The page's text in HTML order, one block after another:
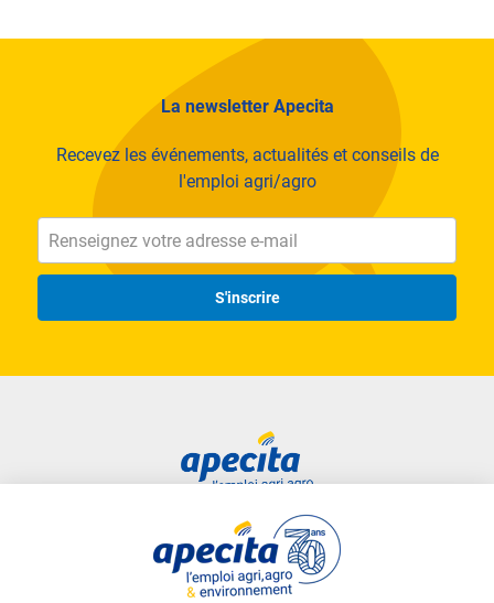
La newsletter Apecita
Recevez les événements, actualités et conseils de
l'emploi agri/agro
S'inscrire
Liens utiles